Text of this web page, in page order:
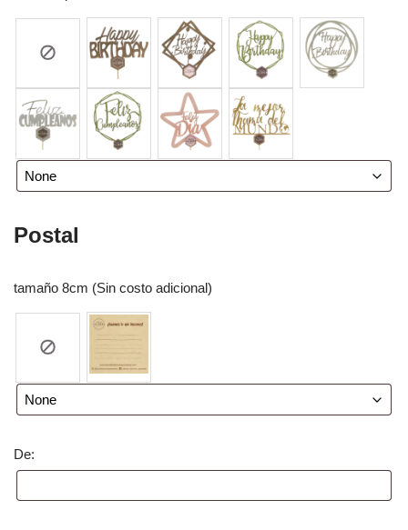
Postal
tamaño 8cm (Sin costo adicional)
De: